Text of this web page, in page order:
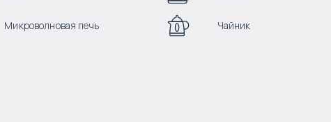
Микроволновая печь Чайник